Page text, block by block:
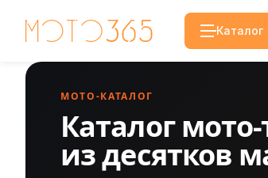
Каталог
МОТО-КАТАЛОГ
Каталог
из десятков